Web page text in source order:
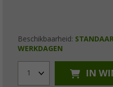
Beschikbaarheid:
WERKDAGEN
1 IN